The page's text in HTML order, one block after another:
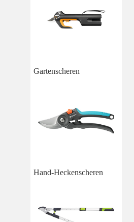
Gartenscheren
Hand-Heckenscheren